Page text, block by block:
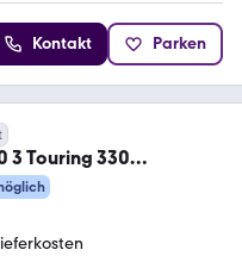
Kontakt Parken
3 Touring 330